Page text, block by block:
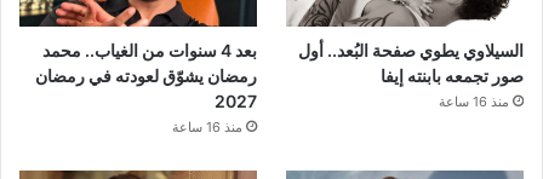
السيلاوي يطوي صفحة البُعد.. أول
صور تجمعه بابنته إيفا
منذ 16 ساعة
بعد 4 سنوات من الغياب.. محمد
رمضان يشوّق لعودته في رمضان
2027
منذ 16 ساعة